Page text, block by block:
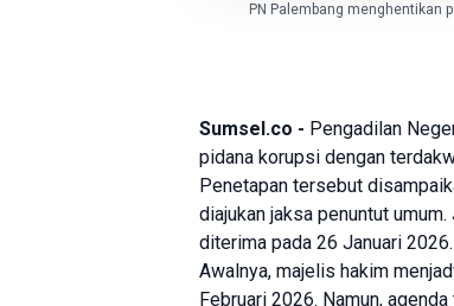
PN Palembang menghentikan
Sumsel.co - Pengadilan
pidana korupsi dengan
Penetapan tersebut
diajukan jaksa penuntut
diterima pada 26 Januari 2026.
Awalnya, majelis hakim
Februari 2026. Namun,